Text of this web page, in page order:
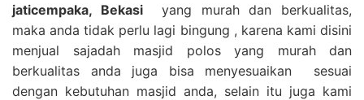
jaticempaka, Bekasiyang murah dan berkualitas,
maka anda tidak perlu lagi bingung , karena kami disini
menjual sajadah masjid polos yang murah dan
berkualitas anda juga bisa menyesuaikan sesuai
dengan kebutuhan masjid anda, selain itu juga kami